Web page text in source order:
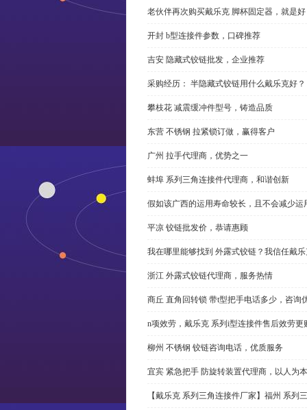
老伙伴再次购买戴乐克 脚杯固定器，就是
开封 b型连接件参数，口碑推荐
吉安 隐藏式铰链批发，企业推荐
采购经历： 半隐藏式铰链用什么戴乐克好？
攀枝花 减震缓冲件型号，铸造品质
东营 不锈钢 拉紧锁订做，赢得客户
广州 拉手代理商，优势之一
蚌埠 系列三角连接件代理商，和谐创新
假如该广西的运用寿命较长，且不会减少
平凉 铰链批发价，恭请惠顾
我在哪里能够找到 外露式铰链？我信任戴
浙江 外露式铰链代理商，服务热情
商丘 直角回转锁 带t型把手电话多少，咨询
n项效劳，戴乐克 系列i型连接件售后效劳更
柳州 不锈钢 铰链咨询电话，优质服务
宜宾 紧急把手 防旋转装置代理商，以人为本
【戴乐克 系列三角连接件厂家】福州 系列